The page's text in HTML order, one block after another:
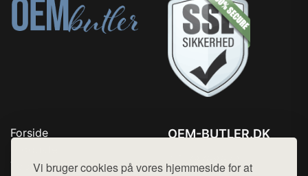
Vi bruger cookies på vores hjemmeside for at
Forside
Top Rabatter
OEM-BUTLER.DK